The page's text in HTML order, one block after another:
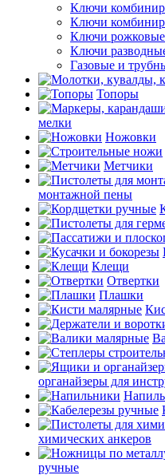
Ключи
Ключи
Ключи рожковые
Ключи
Газовые и
Топоры
мелки
Ножовки
Метчики
монтажной пены
Клещи
Отвертки
Плашки
органайзеры для
химических анкеров
ручные